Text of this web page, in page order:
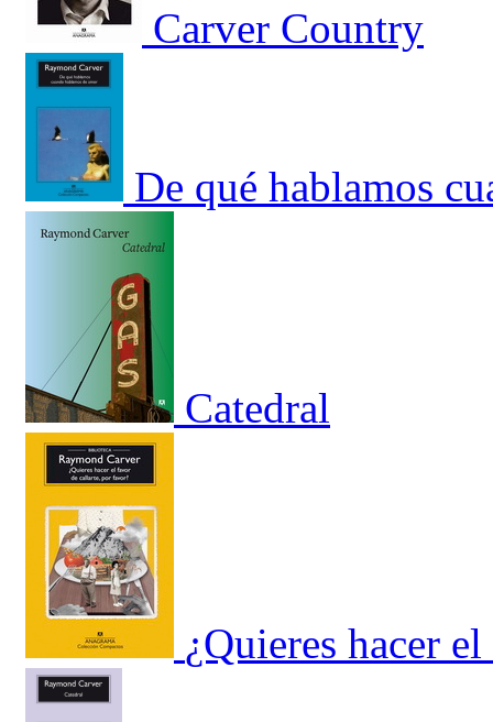
Carver Country
De qué hablamos
Catedral
¿Quieres hacer